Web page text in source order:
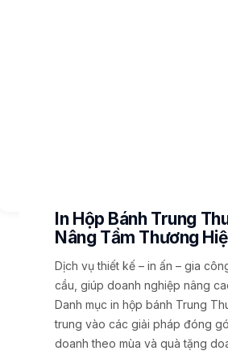
In Hộp Bánh Trung
Nâng Tầm Thương
Dịch vụ thiết kế – in ấn – gia
cầu, giúp doanh nghiệp nâng
Danh mục in hộp bánh Trung
trung vào các giải pháp đóng
doanh theo mùa và quà tặng